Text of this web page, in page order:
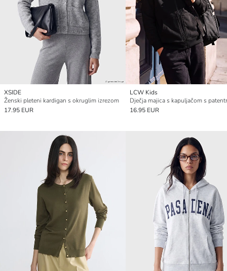
XSIDE
Ženski pleteni kardigan s okruglim izrezom
17.95 EUR
LCW Kids
16.95 EUR